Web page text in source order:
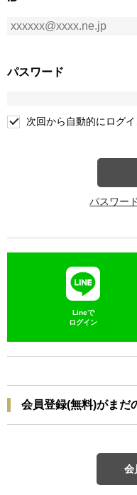
パスワード
次回から自動的にログイ
パスワー
Lineで
ログイン
会員登録(無料)がまだ
会